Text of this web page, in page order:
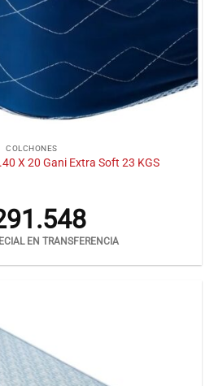
COLCHONES
X 20 Gani Extra Soft 23 KGS
EN TRANSFERENCIA